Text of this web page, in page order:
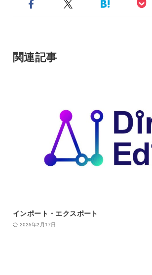
関連記事
インポート・エクスポート
2025年2月17日